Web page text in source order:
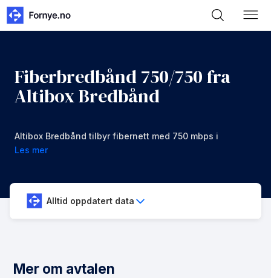
Fiberbredbånd 750/750 fra
Altibox Bredbånd
Altibox Bredbånd tilbyr fibernett med 750 mbps i
nedlastning og opplastning for 1079 kr/mnd
Les mer
Alltid oppdatert data
Mer om avtalen